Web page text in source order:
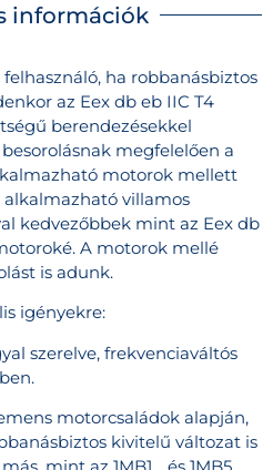
információk
ha robbanásbiztos
az Eex db eb IIC T4
berendezésekkel
megfelelően a
motorok mellett
alkalmazható villamos
kedvezőbbek mint az Eex db
A motorok mellé
is adunk.
igényekre:
szerelve, frekvenciaváltós
motorcsaládok alapján,
kivitelű változat is